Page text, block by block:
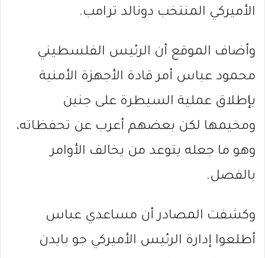
الأميركي المنتخب دونالد ترامب.
وأضاف الموقع أن الرئيس الفلسطيني
محمود عباس أمر قادة الأجهزة الأمنية
بإطلاق عملية السيطرة على جنين
ومخيمها لكن بعضهم أعرب عن تحفظاته،
وهو ما جعله يتوعد من يخالف الأوامر
بالفصل.
وكشفت المصادر أن مساعدي عباس
أطلعوا إدارة الرئيس الأميركي جو بايدن